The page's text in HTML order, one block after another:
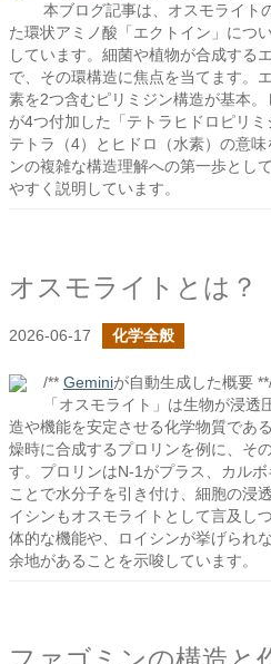
本ブログ記事は、オスモライト
た環状アミノ酸「エクトイン」につ
しています。細菌や植物が合成する
で、その環構造に焦点を当てます。
素を2つ含むピリミジン構造が基本
が4つ付加した「テトラヒドロピリミ
テトラ（4）とヒドロ（水素）の意
ンの複雑な構造理解への第一歩とし
やすく説明しています。
オスモライトとは？
2026-06-17 化学全般
/** Geminiが自動生成した概要
「オスモライト」は生物が浸
造や機能を安定させる化学物質であ
燥時に合成するプロリンを例に、そ
す。プロリンはN-1がプラス、カル
ことで水分子を引き付け、細胞の浸
イシンもオスモライトとして言及し
体的な機能や、ロイシンが挙げられ
余地があることを示唆しています。